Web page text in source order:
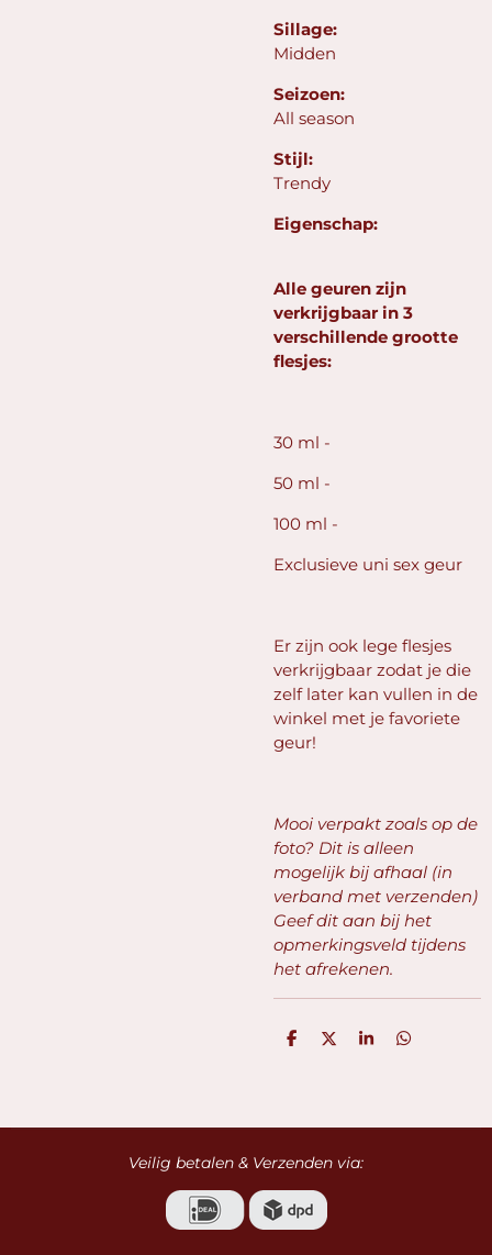
Sillage:
Midden
Seizoen:
All season
Stijl:
Trendy
Eigenschap:
Alle geuren zijn
verkrijgbaar in 3
verschillende grootte
flesjes:
30 ml -
50 ml -
100 ml -
Exclusieve uni sex geur
Er zijn ook lege flesjes
verkrijgbaar zodat je die
zelf later kan vullen in de
winkel met je favoriete
geur!
Mooi verpakt zoals op de
foto? Dit is alleen
mogelijk bij afhaal (in
verband met verzenden)
Geef dit aan bij het
opmerkingsveld tijdens
het afrekenen.
D
D
S
D
Veilig betalen & Verzenden via: